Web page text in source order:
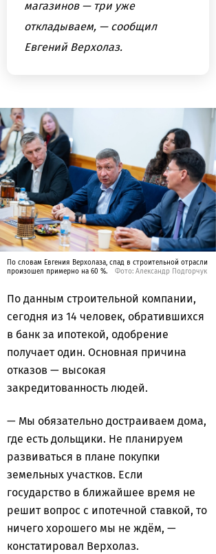
магазинов — три уже
откладываем, — сообщил
Евгений Верхолаз.
По словам Евгения Верхолаза, спад в строительной отрасли
произошел примерно на 60 %.
Фото: Александр Подгорчук
По данным строительной компании,
сегодня из 14 человек, обратившихся
в банк за ипотекой, одобрение
получает один. Основная причина
отказов — высокая
закредитованность людей.
— Мы обязательно достраиваем дома,
где есть дольщики. Не планируем
развиваться в плане покупки
земельных участков. Если
государство в ближайшее время не
решит вопрос с ипотечной ставкой, то
ничего хорошего мы не ждём, —
констатировал Верхолаз.